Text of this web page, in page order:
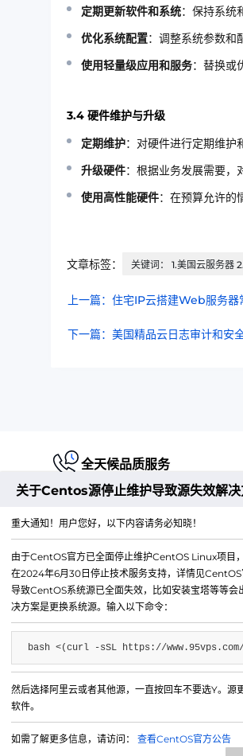
定期更新软件和系统：保持系统
优化系统配置：调整系统参数和
使用轻量级应用和服务：替换或
3.4 硬件维护与升级
定期维护：对硬件进行定期维护
升级硬件：根据业务发展需要，
使用高性能硬件：在预算允许的
文章标签： 关键词： 1.美国云服务器
上一篇：住宅IP云搭建Web服务
下一篇：美国精品云日志审计和安
全天候品质服务
江苏铭联云计算有限公司
Copyright © 2019-2026 All Rights
所有
电子邮箱：mail@6w.cx
商务QQ：37809874
公司地址：苏州市姑苏区博济江南智
关于Centos源停止维护导致源失效解决
重大通知！用户您好，以下内容请务必知晓！
由于CentOS官方已全面停止维护CentOS Linux项目
在2024年6月30日停止技术服务支持，详情见CentOS
导致CentOS系统源已全面失效，比如安装宝塔等等会
决方案是更换系统源。输入以下命令：
bash <(curl -sSL https://
然后选择阿里云或者其他源，一直按回车不要选Y。源
软件。
如需了解更多信息，请访问： 查看CentOS官方公告